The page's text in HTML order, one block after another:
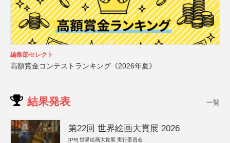
編集部セレクト
高額賞金コンテストランキング《2026年夏》
結果発表 一覧
第22回 世界絵画大賞展 2026
[PR] 世界絵画大賞展 実行委員会